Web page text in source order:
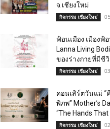
จ.เชียงใหม่
กิจกรรม เชียงใหม่
ฟ้อนเมือง เมืองฟ้
Lanna Living
ของร่างกายที่มีชี
กิจกรรม เชียงใหม่
คอนเสิร์ตวันแม่ “
พิภพ” Mother’s
“The Hands That
กิจกรรม เชียงใหม่